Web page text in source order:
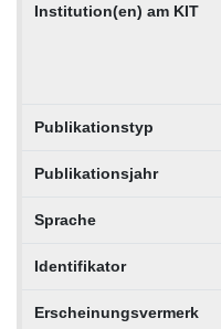
Institution(en) am KIT
Publikationstyp
Publikationsjahr
Sprache
Identifikator
Erscheinungsvermerk